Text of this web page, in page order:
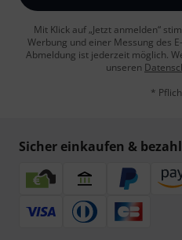
Mit Klick auf „Jetzt anmelden“
Werbung und einer Messung des
Abmeldung ist jederzeit möglich.
unseren
*
Sicher einkaufen &